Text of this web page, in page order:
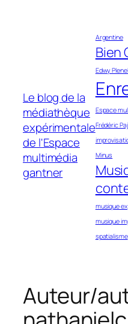
Le blog de la
médiathèque
expérimentale
de l'Espace
multimédia
gantner
Argentine
Bien
Edwy Plenel
Espace
Frédéric
Minus
musique
musique
spatialisme
Auteur/